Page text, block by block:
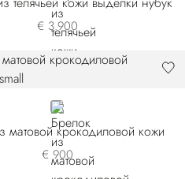
€ 3.900
BLACK
матовой крокодиловой кожи
€ 900